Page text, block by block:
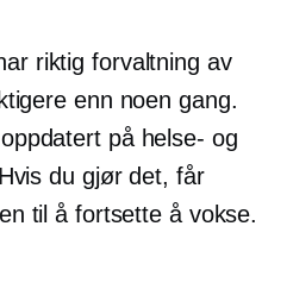
riktig forvaltning av
enn noen gang.
på helse- og
du gjør det, får
til å fortsette å vokse.